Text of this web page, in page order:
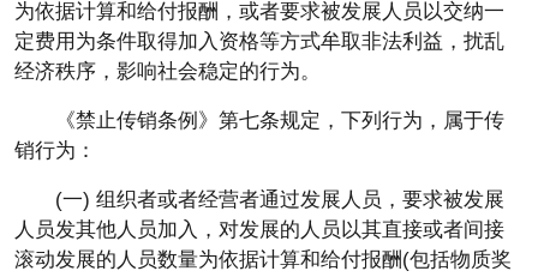
为依据计算和给付报酬，或者要求被发展人员以交纳一
定费用为条件取得加入资格等方式牟取非法利益，扰乱
经济秩序，影响社会稳定的行为。
《禁止传销条例》第七条规定，下列行为，属于传
销行为：
(一) 组织者或者经营者通过发展人员，要求被发展
人员发其他人员加入，对发展的人员以其直接或者间接
滚动发展的人员数量为依据计算和给付报酬(包括物质奖